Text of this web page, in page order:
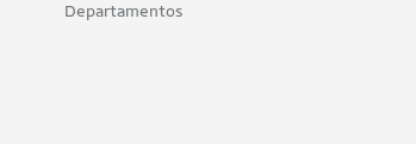
Departamentos